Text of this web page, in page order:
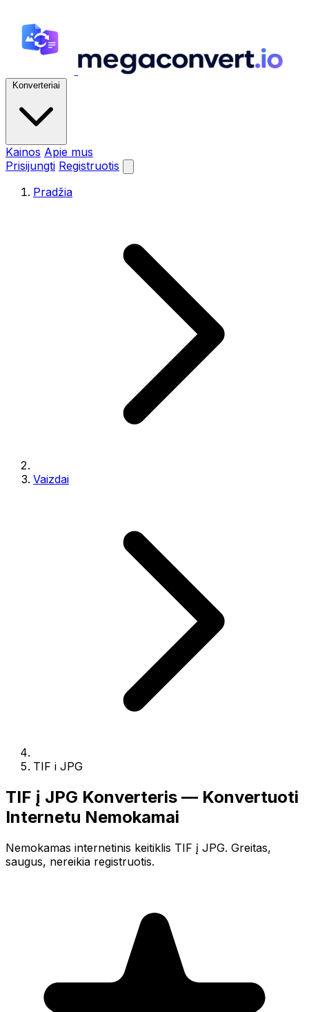
Konverteriai
Kainos Apie mus
Prisijungti Registruotis
Pradžia
Vaizdai
TIF i JPG
TIF į JPG Konverteris — Konvertuoti
Internetu Nemokamai
Nemokamas internetinis keitiklis TIF į JPG. Greitas,
saugus, nereikia registruotis.